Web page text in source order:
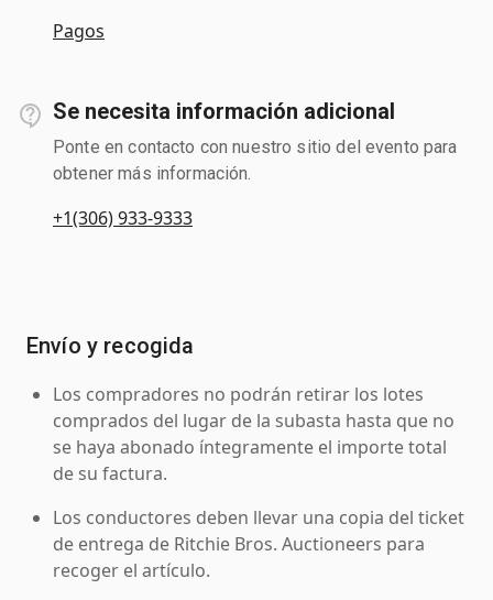
Pagos
Se necesita información adicional
Ponte en contacto con nuestro sitio del evento para
obtener más información.
+1(306) 933-9333
Envío y recogida
Los compradores no podrán retirar los lotes
comprados del lugar de la subasta hasta que no
se haya abonado íntegramente el importe total
de su factura.
Los conductores deben llevar una copia del ticket
de entrega de Ritchie Bros. Auctioneers para
recoger el artículo.